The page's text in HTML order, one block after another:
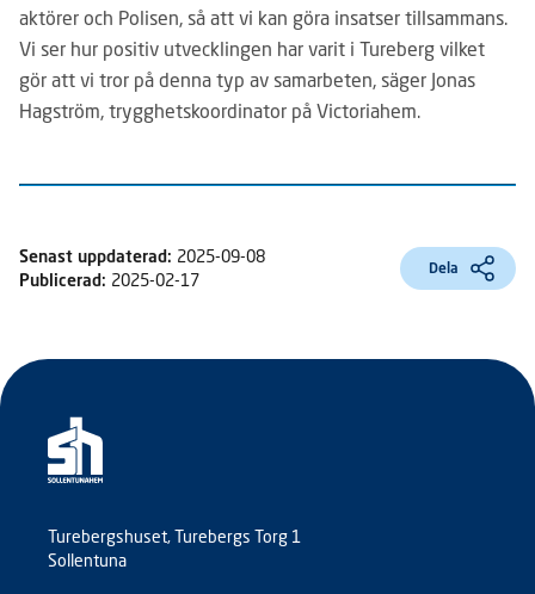
aktörer och Polisen, så att vi kan göra insatser tillsammans.
Vi ser hur positiv utvecklingen har varit i Tureberg vilket
gör att vi tror på denna typ av samarbeten, säger Jonas
Hagström, trygghetskoordinator på Victoriahem.
Senast uppdaterad: 2025-09-08
Publicerad: 2025-02-17
Dela
Turebergshuset, Turebergs Torg 1
Sollentuna